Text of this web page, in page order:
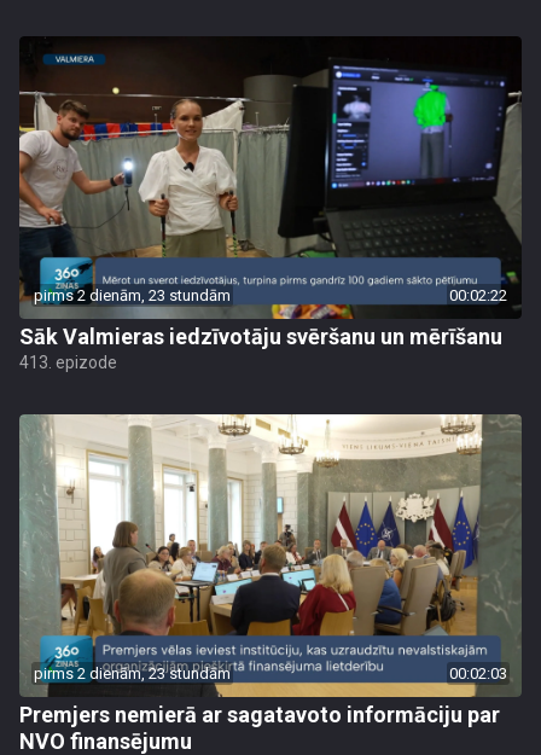
pirms 2 dienām, 23 stundām 00:02:22
Sāk Valmieras iedzīvotāju svēršanu un mērīšanu
413. epizode
pirms 2 dienām, 23 stundām 00:02:03
Premjers nemierā ar sagatavoto informāciju par
NVO finansējumu